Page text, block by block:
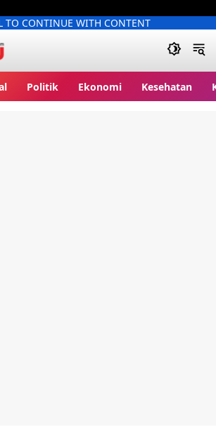
TO CONTINUE WITH CONTENT
Politik Ekonomi Kesehatan